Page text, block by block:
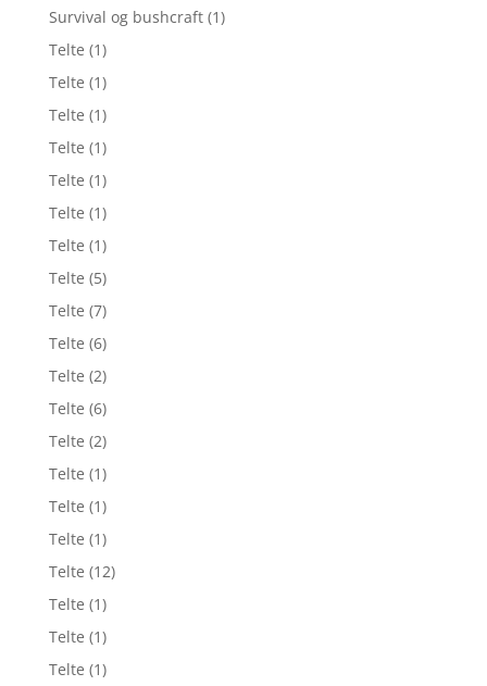
Survival og bushcraft (1)
Telte (1)
Telte (1)
Telte (1)
Telte (1)
Telte (1)
Telte (1)
Telte (1)
Telte (5)
Telte (7)
Telte (6)
Telte (2)
Telte (6)
Telte (2)
Telte (1)
Telte (1)
Telte (1)
Telte (12)
Telte (1)
Telte (1)
Telte (1)